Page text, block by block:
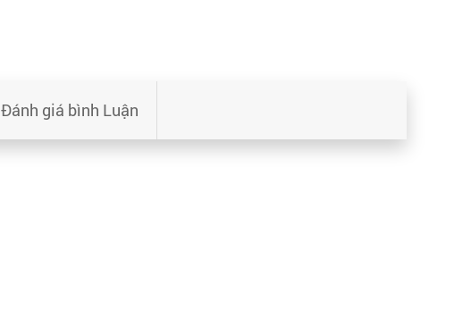
Đánh giá bình Luận